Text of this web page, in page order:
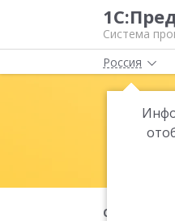
Система
Россия
О продукте